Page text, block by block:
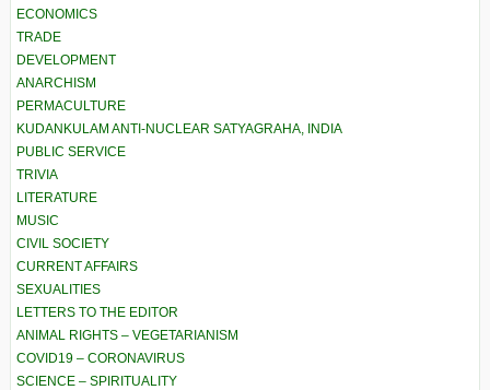
ECONOMICS
TRADE
DEVELOPMENT
ANARCHISM
PERMACULTURE
KUDANKULAM ANTI-NUCLEAR SATYAGRAHA, INDIA
PUBLIC SERVICE
TRIVIA
LITERATURE
MUSIC
CIVIL SOCIETY
CURRENT AFFAIRS
SEXUALITIES
LETTERS TO THE EDITOR
ANIMAL RIGHTS – VEGETARIANISM
COVID19 – CORONAVIRUS
SCIENCE – SPIRITUALITY